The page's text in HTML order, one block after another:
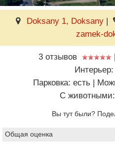
Doksany 1, Doksany|
zamek-
3 отзывов |
Парковка: есть |
C
Вы тут были?
Общая оценка